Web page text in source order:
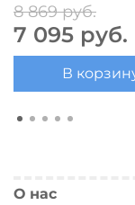
8 869 руб.
7 095 руб.
В
О нас